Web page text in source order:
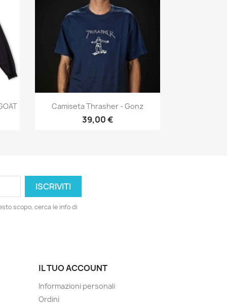
Anteprima
Camiseta Thrasher - Gonz
39,00 €
scopo, cerca le info di
IL TUO ACCOUNT
Informazioni personali
Ordini